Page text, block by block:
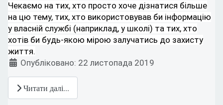
Чекаємо на тих, хто просто хоче дізнатися більше
на цю тему, тих, хто використовував би інформацію
у власній службі (наприклад, у школі) та тих, хто
хотів би будь-якою мірою залучатись до захисту
життя.
Деталі
Опубліковано: 22 листопада 2019
Читати далі...